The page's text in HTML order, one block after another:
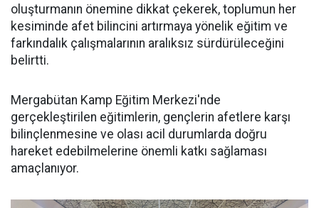
oluşturmanın önemine dikkat çekerek, toplumun her
kesiminde afet bilincini artırmaya yönelik eğitim ve
farkındalık çalışmalarının aralıksız sürdürüleceğini
belirtti.
Mergabütan Kamp Eğitim Merkezi'nde
gerçekleştirilen eğitimlerin, gençlerin afetlere karşı
bilinçlenmesine ve olası acil durumlarda doğru
hareket edebilmelerine önemli katkı sağlaması
amaçlanıyor.